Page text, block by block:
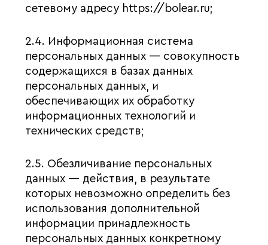
сетевому адресу https://bolear.ru;
2.4. Информационная система
персональных данных — совокупность
содержащихся в базах данных
персональных данных, и
обеспечивающих их обработку
информационных технологий и
технических средств;
2.5. Обезличивание персональных
данных — действия, в результате
которых невозможно определить без
использования дополнительной
информации принадлежность
персональных данных конкретному